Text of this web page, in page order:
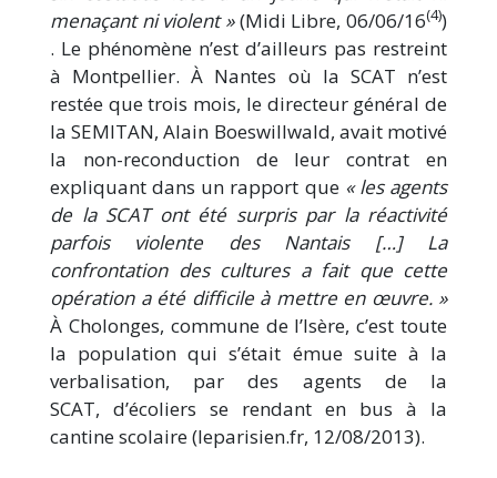
menaçant ni violent »(Midi Libre, 06/06/16(4))
. Le phénomène n’est d’ailleurs pas restreint
à Montpellier. À Nantes où la SCAT n’est
restée que trois mois, le directeur général de
la SEMITAN, Alain Boeswillwald, avait motivé
la non-reconduction de leur contrat en
expliquant dans un rapport que « les agents
de la SCAT ont été surpris par la réactivité
parfois violente des Nantais […] La
confrontation des cultures a fait que cette
opération a été difficile à mettre en œuvre. »
À Cholonges, commune de l’Isère, c’est toute
la population qui s’était émue suite à la
verbalisation, par des agents de la
SCAT, d’écoliers se rendant en bus à la
cantine scolaire (leparisien.fr, 12/08/2013).